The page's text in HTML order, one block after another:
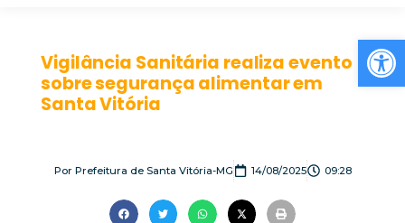
Vigilância Sanitária realiza evento
sobre segurança alimentar em
Santa Vitória
PorPrefeitura de Santa Vitória-MG 14/08/2025 09:28